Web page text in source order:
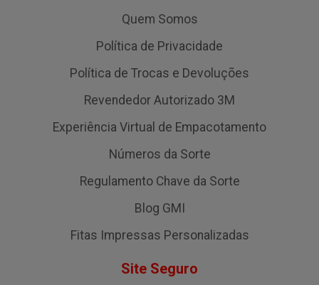
Quem Somos
Política de Privacidade
Política de Trocas e Devoluções
Revendedor Autorizado 3M
Experiência Virtual de Empacotamento
Números da Sorte
Regulamento Chave da Sorte
Blog GMI
Fitas Impressas Personalizadas
Site Seguro